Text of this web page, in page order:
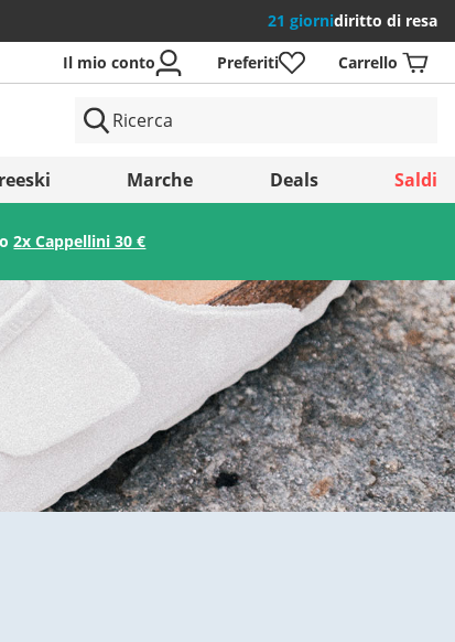
21 giornidiritto di resa
Salva
Il mio conto Preferiti Carrello
Marche Deals Saldi
o2x Cappellini 30 €